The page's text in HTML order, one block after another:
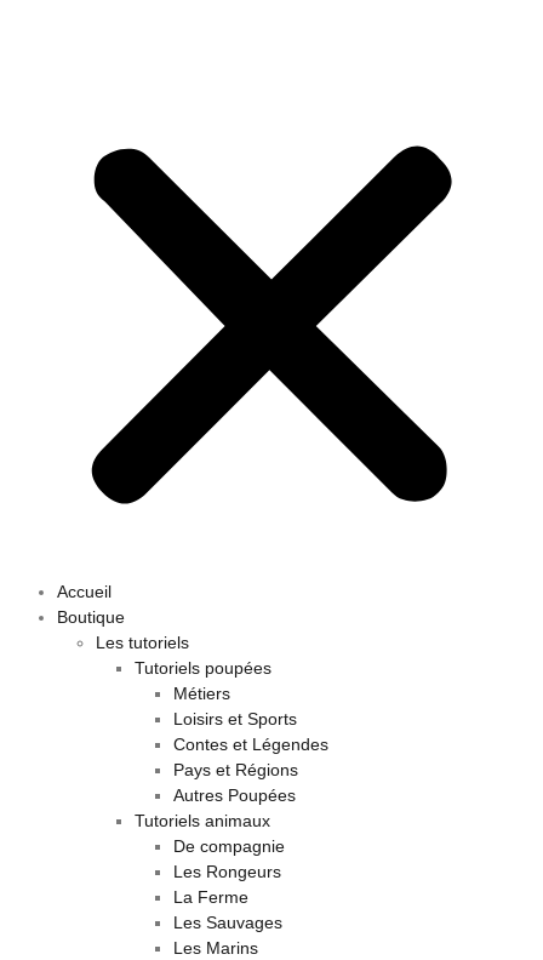
Accueil
Boutique
Les tutoriels
Tutoriels poupées
Métiers
Loisirs et Sports
Contes et Légendes
Pays et Régions
Autres Poupées
Tutoriels animaux
De compagnie
Les Rongeurs
La Ferme
Les Sauvages
Les Marins